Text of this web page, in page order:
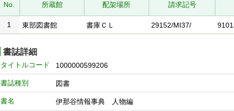
No. 所蔵館 配架場所 請求記号
1
東部図書館 書庫ＣＬ 29152/MI37/
書誌詳細
タイトルコード 1000000599206
書誌種別 図書
書名 伊那谷情報事典 人物編